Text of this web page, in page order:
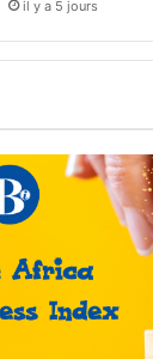
il y a 5 jours